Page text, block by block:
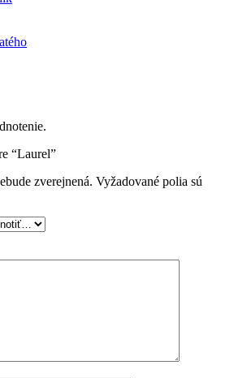
“Laurel”
zverejnená. Vyžadované polia sú